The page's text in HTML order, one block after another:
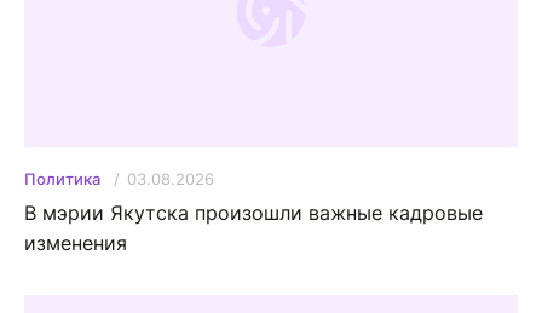
Политика 03.08.2026
В мэрии Якутска произошли важные кадровые
изменения